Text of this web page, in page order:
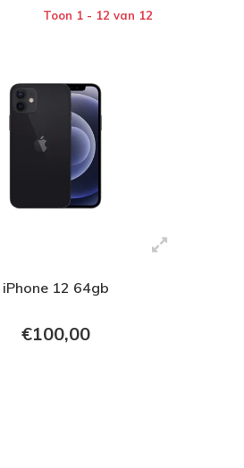
Toon 1 - 12 van 12
iPhone 12 64gb
€100,00